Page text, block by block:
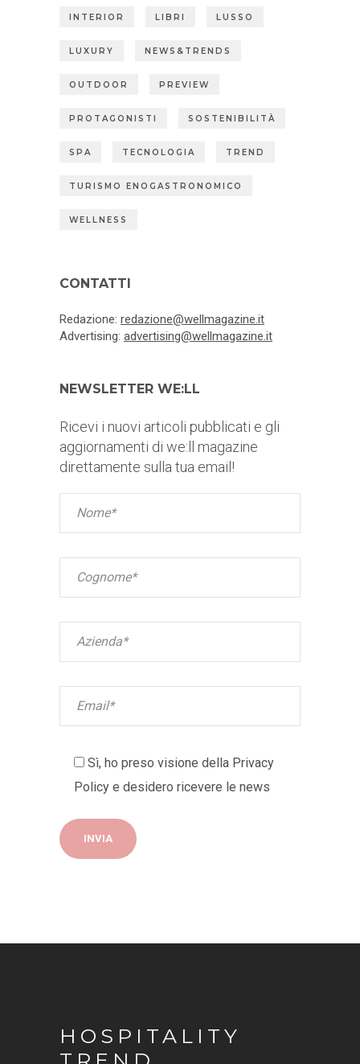
INTERIOR LIBRI LUSSO
LUXURY NEWS&TRENDS
OUTDOOR PREVIEW
PROTAGONISTI SOSTENIBILITÀ
SPA TECNOLOGIA TREND
TURISMO ENOGASTRONOMICO
WELLNESS
CONTATTI
Redazione: redazione@wellmagazine.it
Advertising: advertising@wellmagazine.it
NEWSLETTER WE:LL
Ricevi i nuovi articoli pubblicati e gli
aggiornamenti di we:ll magazine
direttamente sulla tua email!
Sì, ho preso visione della Privacy
Policy e desidero ricevere le news
HOSPITALITY